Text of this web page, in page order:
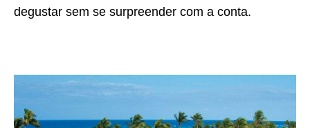
degustar sem se surpreender com a conta.